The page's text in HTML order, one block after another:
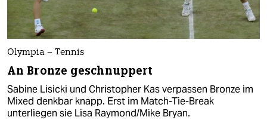
Olympia – Tennis
An Bronze geschnuppert
Sabine Lisicki und Christopher Kas verpassen Bronze im
Mixed denkbar knapp. Erst im Match-Tie-Break
unterliegen sie Lisa Raymond/Mike Bryan.